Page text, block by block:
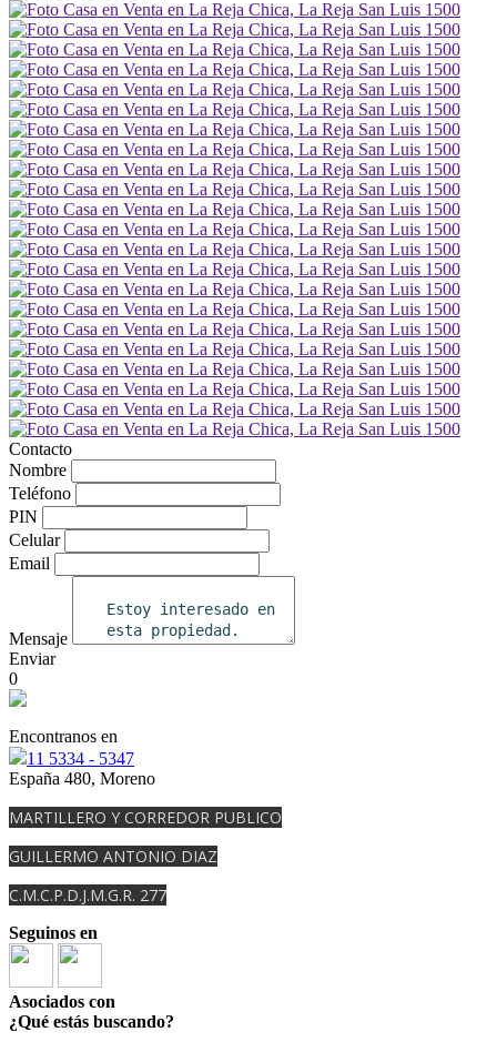
Contacto
Nombre
Teléfono
PIN
Celular
Email
Mensaje
Enviar
0
Encontranos en
11 5334 - 5347
España 480, Moreno
MARTILLERO Y CORREDOR PUBLICO
GUILLERMO ANTONIO DIAZ
C.M.C.P.D.J.M.G.R. 277
Seguinos en
Asociados con
¿Qué estás buscando?